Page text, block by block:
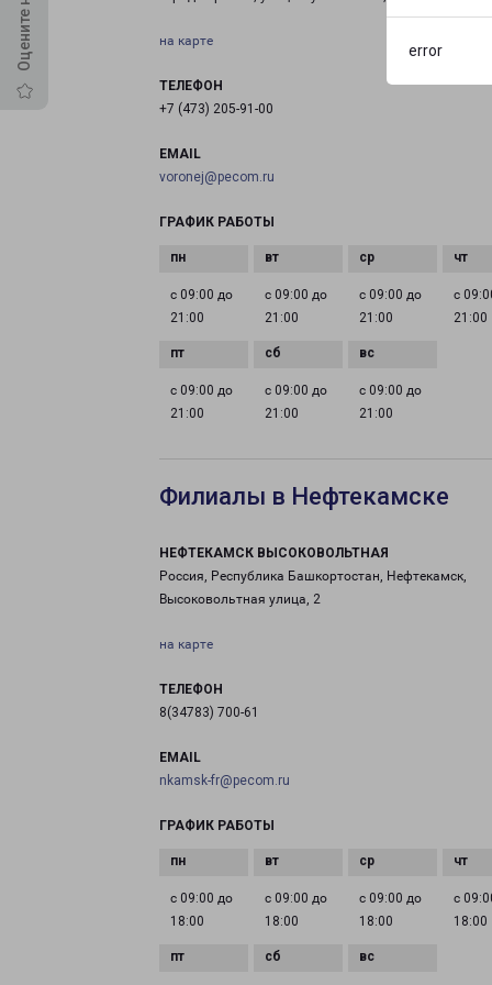
error
на карте
ТЕЛЕФОН
+7 (473) 205-91-00
EMAIL
voronej@pecom.ru
ГРАФИК РАБОТЫ
с 09:00 до
21:00
с 09:00 до
21:00
с 09:00 до
21:00
с
21:00
с 09:00 до
21:00
с 09:00 до
21:00
с 09:00 до
21:00
Филиалы в Нефтекамске
НЕФТЕКАМСК ВЫСОКОВОЛЬТНАЯ
Россия, Республика Башкортостан, Нефтекамск,
Высоковольтная улица, 2
на карте
ТЕЛЕФОН
8(34783) 700-61
EMAIL
nkamsk-fr@pecom.ru
ГРАФИК РАБОТЫ
с 09:00 до
18:00
с 09:00 до
18:00
с 09:00 до
18:00
с
18:00